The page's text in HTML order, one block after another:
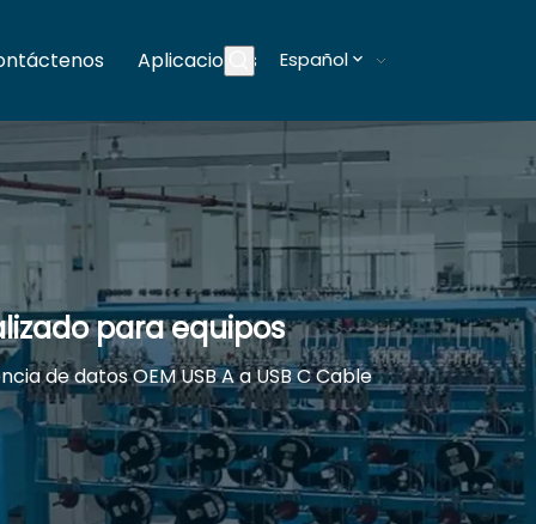
Aplicaciones Blogs
Español
para equipos
de datos OEM USB A a USB C Cable